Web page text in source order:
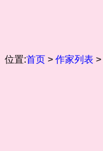
位置:首页 > 作家列表 >